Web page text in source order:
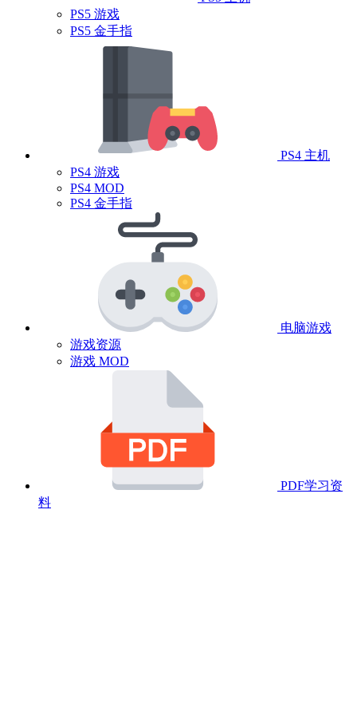
PS5 游戏
PS5 金手指
PS4 主机
PS4 游戏
PS4 MOD
PS4 金手指
电脑游戏
游戏资源
游戏 MOD
PDF学习资
料